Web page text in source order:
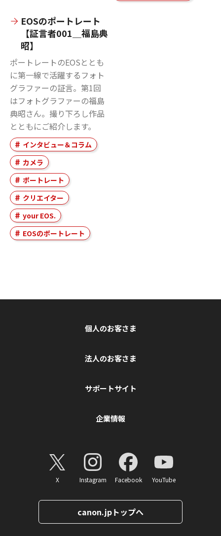
EOSのポートレート
【証言者001＿福島典
昭】
ポートレートのEOSととも
に第一線で活躍するフォト
グラファーの証言。第1回
はフォトグラファーの福島
典昭さん。撮り下ろし作品
とともにご紹介します。
インタビュー＆コラム
カメラ
ポートレート
クリエイター
your EOS.
EOSのポートレート
個人のお客さま
法人のお客さま
サポートサイト
企業情報
X Instagram Facebook YouTube
canon.jpトップへ